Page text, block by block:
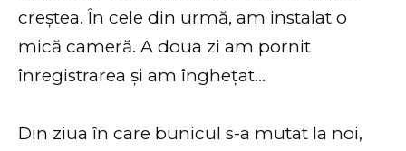
creștea. În cele din urmă, am instalat o
mică cameră. A doua zi am pornit
înregistrarea și am înghețat…
Din ziua în care bunicul s-a mutat la noi,